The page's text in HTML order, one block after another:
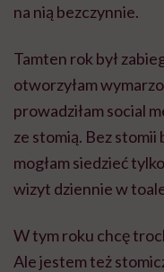
na nią bezczynnie.
Tamten rok był
otworzyłam
prowadziłam social
ze stomią. Bez
mogłam siedzieć
wizyt dziennie w
W tym roku chcę
Ale jestem też